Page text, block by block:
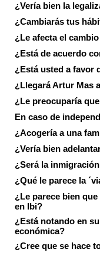
¿Vería bien la
¿Cambiarás tus
¿Le afecta el
¿Está de acuerdo
¿Está usted a favor
¿Llegará Artur Mas
¿Le preocuparía
En caso de
¿Acogería a una
¿Vería bien
¿Será la
¿Qué le parece la
¿Le parece bien
en Ibi?
¿Está notando en
económica?
¿Cree que se hace